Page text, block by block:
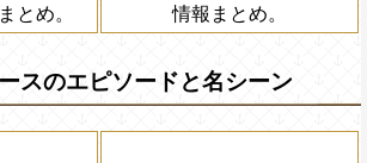
とめ。
情報まとめ。
スのエピソードと名シーン